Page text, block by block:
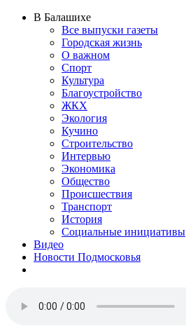
В Балашихе
Все выпуски газеты
Городская жизнь
О важном
Спорт
Культура
Благоустройство
ЖКХ
Экология
Кучино
Строительство
Интервью
Экономика
Общество
Происшествия
Транспорт
История
Социальные инициативы
Видео
Новости Подмосковья